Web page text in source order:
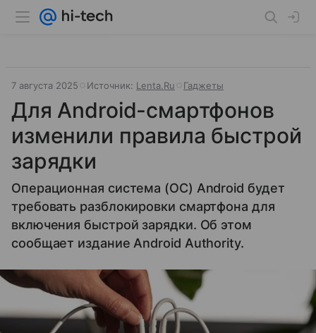
7 августа 2025 Источник: Lenta.Ru Гаджеты
Для Android-смартфонов
изменили правила быстрой
зарядки
Операционная система (ОС) Android будет
требовать разблокировки смартфона для
включения быстрой зарядки. Об этом
сообщает издание Android Authority.